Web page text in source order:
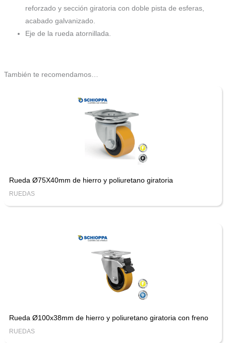
reforzado y sección giratoria con doble pista de esferas,
acabado galvanizado.
Eje de la rueda atornillada.
También te recomendamos…
Rueda Ø75X40mm de hierro y poliuretano giratoria
RUEDAS
Rueda Ø100x38mm de hierro y poliuretano giratoria con freno
RUEDAS